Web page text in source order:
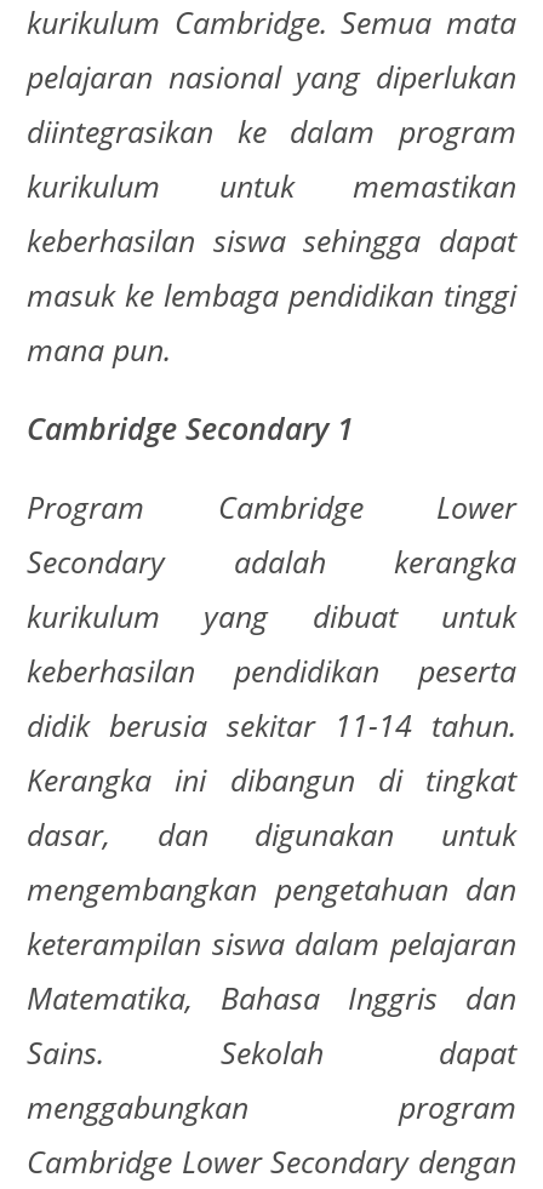
kurikulum Cambridge. Semua mata
pelajaran nasional yang diperlukan
diintegrasikan ke dalam program
kurikulum untuk memastikan
keberhasilan siswa sehingga dapat
masuk ke lembaga pendidikan tinggi
mana pun.
Cambridge Secondary 1
Program Cambridge Lower
Secondary adalah kerangka
kurikulum yang dibuat untuk
keberhasilan pendidikan peserta
didik berusia sekitar 11-14 tahun.
Kerangka ini dibangun di tingkat
dasar, dan digunakan untuk
mengembangkan pengetahuan dan
keterampilan siswa dalam pelajaran
Matematika, Bahasa Inggris dan
Sains. Sekolah dapat
menggabungkan program
Cambridge Lower Secondary dengan